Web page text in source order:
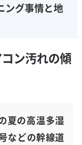
ング事情と地
ン汚れの傾
夏の高温多湿
などの幹線道